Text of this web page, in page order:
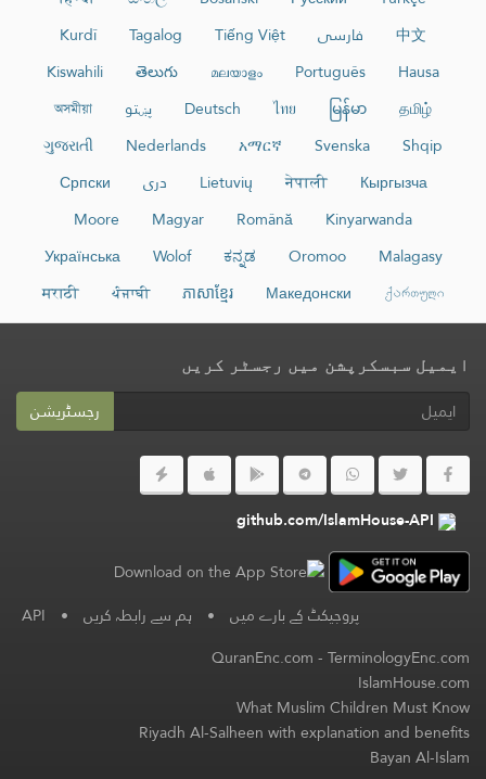
中文
فارسی Tiếng Việt
Tagalog
Kurdî
Hausa
Português
മലയാളം
తెలుగు
Kiswahili
தமிழ்
မြန်မာ
ไทย
Deutsch پښتو
অসমীয়া
Shqip
Svenska
አማርኛ
Nederlands
ગુજરાતી
Кыргызча
नेपाली
Lietuvių دری
Српски
Kinyarwanda
Română
Magyar
Moore
Malagasy
Oromoo
ಕನ್ನಡ
Wolof
Українська
ქართული
Македонски
ភាសាខ្មែរ
ਪੰਜਾਬੀ
मराठी
ایمیل سبسکرپشن میں رجسٹر کریں
رجسٹریشن
github.com/IslamHouse-API
پروجیکٹ کے بارے میں • ہم سے رابطہ کریں •
API
QuranEnc.com-TerminologyEnc.com
IslamHouse.com
What Muslim Children Must Know
Riyadh Al-Salheen with explanation and benefits
Bayan Al-Islam